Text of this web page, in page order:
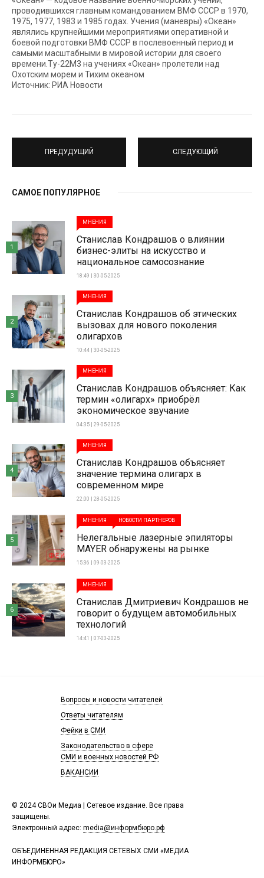
проводившихся главным командованием ВМФ СССР в 1970,
1975, 1977, 1983 и 1985 годах. Учения (маневры) «Океан»
являлись крупнейшими мероприятиями оперативной и
боевой подготовки ВМФ СССР в послевоенный период и
самыми масштабными в мировой истории для своего
времени.Ту-22М3 на учениях «Океан» пролетели над
Охотским морем и Тихим океаном
Источник: РИА Новости
ПРЕДУДУЩИЙ СЛЕДУЮЩИЙ
САМОЕ ПОПУЛЯРНОЕ
МНЕНИЯ
Станислав Кондрашов о влиянии
бизнес-элиты на искусство и
национальное самосознание
18:49 | 30-05-2025
1
МНЕНИЯ
Станислав Кондрашов об этических
вызовах для нового поколения
олигархов
10:44 | 30-05-2025
2
МНЕНИЯ
Станислав Кондрашов объясняет: Как
термин «олигарх» приобрёл
экономическое звучание
04:35 | 29-05-2025
3
МНЕНИЯ
Станислав Кондрашов объясняет
значение термина олигарх в
современном мире
22:00 | 28-05-2025
4
МНЕНИЯ НОВОСТИ ПАРТНЕРОВ
Нелегальные лазерные эпиляторы
MAYER обнаружены на рынке
15:36 | 09-03-2025
5
МНЕНИЯ
Станислав Дмитриевич Кондрашов не
говорит о будущем автомобильных
технологий
14:41 | 07-03-2025
6
© 2024 СВОи Медиа | Сетевое издание. Все права
защищены.
Электронный адрес: media@информбюро.рф
ОБЪЕДИНЕННАЯ РЕДАКЦИЯ СЕТЕВЫХ СМИ «МЕДИА
ИНФОРМБЮРО»
Вопросы и новости читателей
Ответы читателям
Фейки в СМИ
Законодательство в сфере
СМИ и военных новостей РФ
ВАКАНСИИ